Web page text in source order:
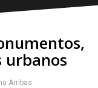
urbanos
Arribas